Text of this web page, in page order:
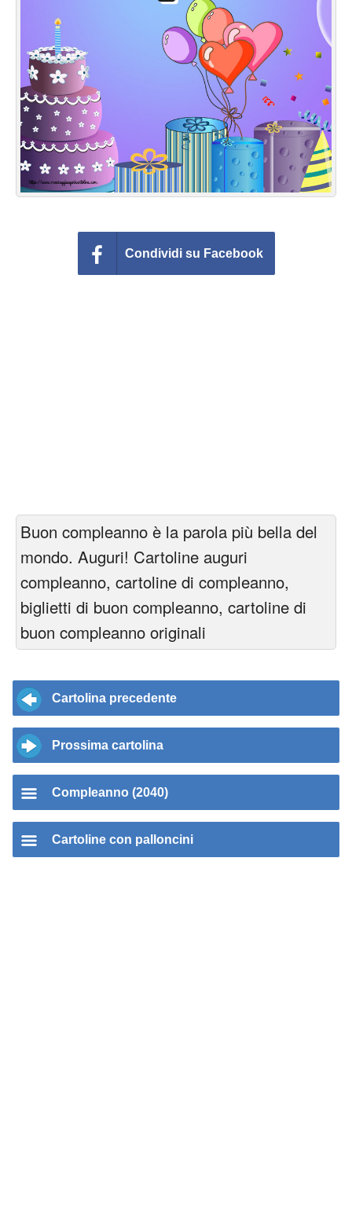
Condividi su Facebook
Buon compleanno è la parola più bella del
mondo. Auguri! Cartoline auguri
compleanno, cartoline di compleanno,
biglietti di buon compleanno, cartoline di
buon compleanno originali
Cartolina precedente
Prossima cartolina
Compleanno (2040)
Cartoline con palloncini